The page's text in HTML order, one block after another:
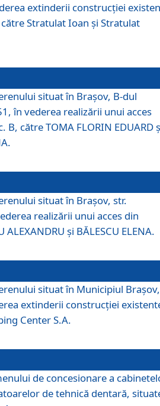
extinderii construcţiei
Stratulat Ioan şi Stratulat
situat în Braşov, B-dul
în vederea realizării unui acces
B, către TOMA FLORIN EDUARD
situat în Braşov, str.
realizării unui acces din
şi BĂLESCU ELENA.
situat în Municipiul
extinderii construcţiei
Center S.A.
de concesionare a
de tehnică dentară,